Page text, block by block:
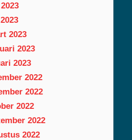
2023
2023
2023
2022
2022
2022
2022
2022